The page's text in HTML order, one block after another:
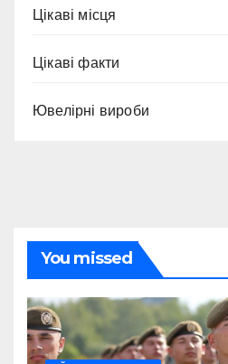
Цікаві місця
Цікаві факти
Ювелірні вироби
You missed